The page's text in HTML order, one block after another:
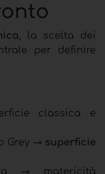
, la scelta dei
per definire
classica e
Grey → superficie
→ matericità